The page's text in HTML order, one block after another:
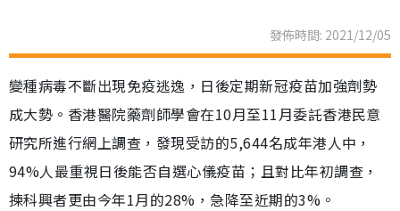
發佈時間: 2021/12/05
變種病毒不斷出現免疫逃逸，日後定期新冠疫苗加強劑勢
成大勢。香港醫院藥劑師學會在10月至11月委託香港民意
研究所進行網上調查，發現受訪的5,644名成年港人中，
94%人最重視日後能否自選心儀疫苗；且對比年初調查，
揀科興者更由今年1月的28%，急降至近期的3%。